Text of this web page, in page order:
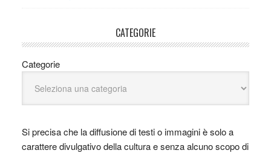
CATEGORIE
Categorie
Si precisa che la diffusione di testi o immagini è solo a
carattere divulgativo della cultura e senza alcuno scopo di